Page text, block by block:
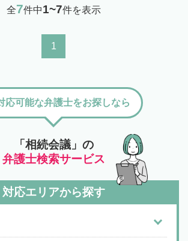
全7件中1~7件を表示
1
「相続会議」の
弁護士検索サービス
応可能な弁護士をお探しなら
対応エリアから探す